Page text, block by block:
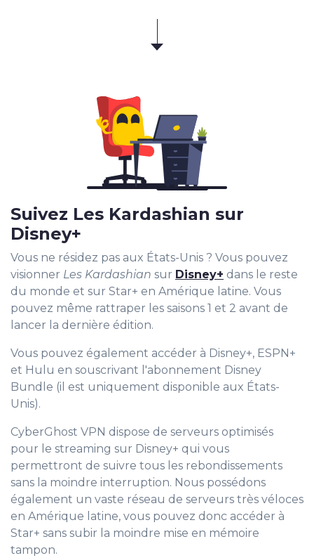
Suivez Les Kardashian sur
Disney+
Vous ne résidez pas aux États-Unis ? Vous pouvez
visionner Les Kardashian sur Disney+ dans le reste
du monde et sur Star+ en Amérique latine. Vous
pouvez même rattraper les saisons 1 et 2 avant de
lancer la dernière édition.
Vous pouvez également accéder à Disney+, ESPN+
et Hulu en souscrivant l'abonnement Disney
Bundle (il est uniquement disponible aux États-
Unis).
CyberGhost VPN dispose de serveurs optimisés
pour le streaming sur Disney+ qui vous
permettront de suivre tous les rebondissements
sans la moindre interruption. Nous possédons
également un vaste réseau de serveurs très véloces
en Amérique latine, vous pouvez donc accéder à
Star+ sans subir la moindre mise en mémoire
tampon.